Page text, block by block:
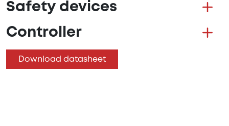
Safety devices
Controller
Download datasheet